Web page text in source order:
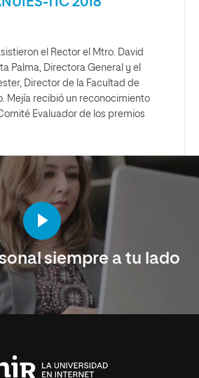
el Rector el Mtro. David
Palma, Directora General y el
Director de la Facultad de
Mejía recibió un reconocimiento
Evaluador de los premios
siempre a tu lado